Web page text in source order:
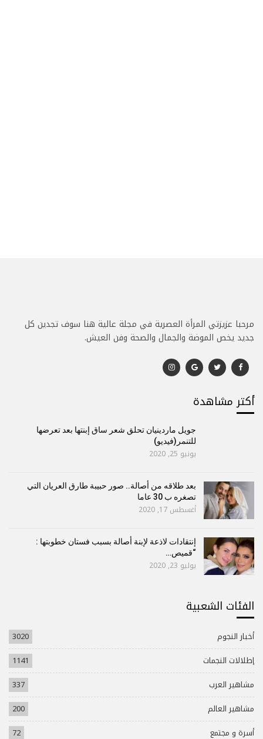
مرحبا عزيزتي المرأة العصرية في مجلة عالية هنا سوف تجدين كل
جديد يخص الموضة والجمال والصحة وفن العيش.
أكتر مشاهدة
جويل ماردينيان تحلق شعر ساق إبنتها بعد تعرضها
للتنمر(فيديو)
يونيو 25, 2020
بعد طلاقه من أصالة.. صور حبيبة طارق العريان التي
تصغره ب 30 عاما
أغسطس 17, 2020
إنتقادات لاذعة لإبنة أصالة بسبب فستان خطوبتها :
“قميص…
يوليو 23, 2020
الفئات الشعبية
أخبار النجوم
3020
إطلالات النجمات
1141
مشاهير العرب
337
مشاهير العالم
200
أسرة و مجتمع
72